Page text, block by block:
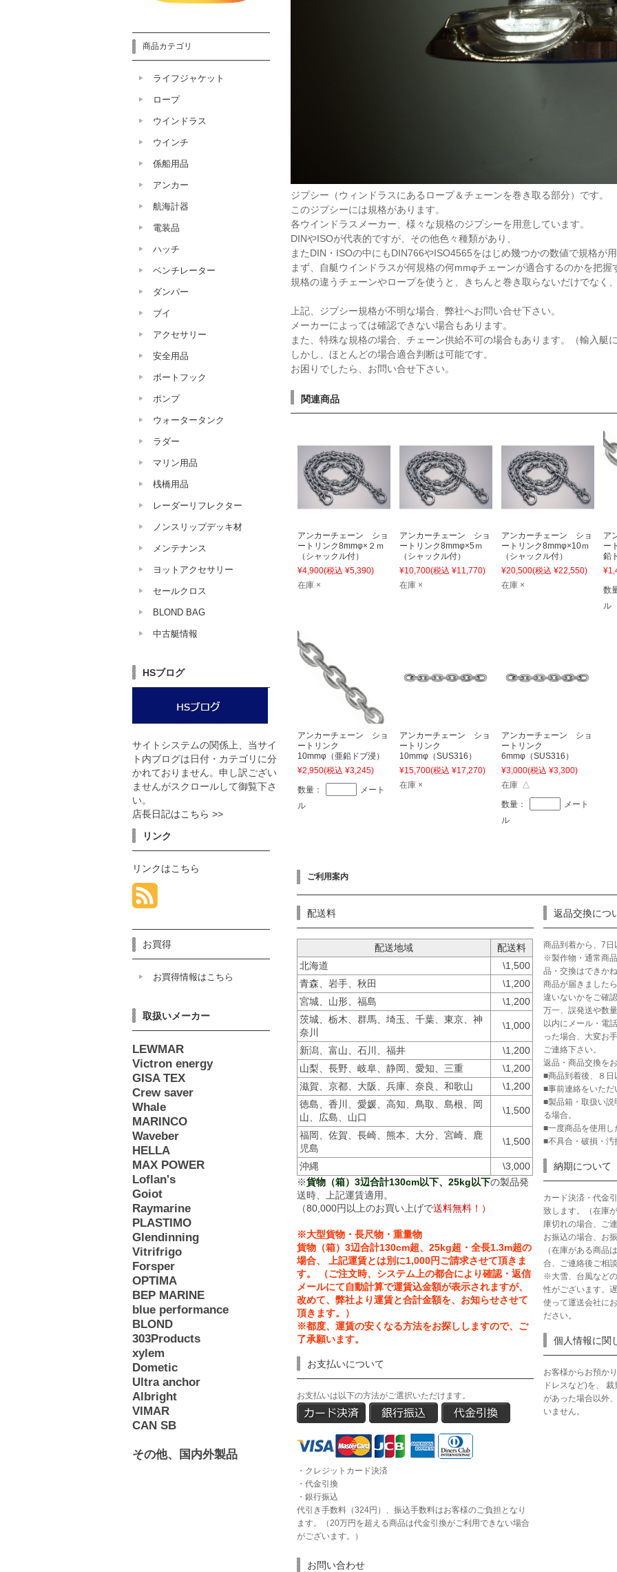
ジプシー（ウィンドラスにあるロープ＆チェーンを巻き取る部分）です。
このジプシーには規格があります。
各ウインドラスメーカー、様々な規格のジプシーを用意しています。
DINやISOが代表的ですが、その他色々種類があり、
またDIN・ISOの中にもDIN766やISO4565をはじめ幾つかの数値で規格が用
まず、自艇ウインドラスが何規格の何mmφチェーンが適合するのかを把握
規格の違うチェーンやロープを使うと、きちんと巻き取らないだけでなく
上記、ジプシー規格が不明な場合、弊社へお問い合せ下さい。
メーカーによっては確認できない場合もあります。
また、特殊な規格の場合、チェーン供給不可の場合もあります。（輸入艇
しかし、ほとんどの場合適合判断は可能です。
お困りでしたら、お問い合せ下さい。
関連商品
アンカーチェーン ショ
ートリンク8mmφ×２ｍ
（シャックル付）
¥4,900(税込 ¥5,390)
在庫 ×
アンカーチェーン ショ
ートリンク8mmφ×5ｍ
（シャックル付）
¥10,700(税込 ¥11,770)
在庫 ×
アンカーチェーン ショ
ートリンク8mmφ×10ｍ
（シャックル付）
¥20,500(税込 ¥22,550)
在庫 ×
ア
ー
鉛
数
ル
アンカーチェーン ショ
ートリンク
10mmφ（亜鉛ドブ浸）
¥2,950(税込 ¥3,245)
数量：
メート
ル
アンカーチェーン ショ
ートリンク
10mmφ（SUS316）
¥15,700(税込 ¥17,270)
在庫 ×
アンカーチェーン ショ
ートリンク
6mmφ（SUS316）
¥3,000(税込 ¥3,300)
在庫 △
数量：
メート
ル
ご利用案内
配送料
配送地域
配送料
北海道
\1,500
青森、岩手、秋田
\1,200
宮城、山形、福島
\1,200
茨城、栃木、群馬、埼玉、千葉、東京、神
奈川
\1,000
新潟、富山、石川、福井
\1,200
山梨、長野、岐阜、静岡、愛知、三重
\1,200
滋賀、京都、大阪、兵庫、奈良、和歌山
\1,200
徳島、香川、愛媛、高知、鳥取、島根、岡
山、広島、山口
\1,500
福岡、佐賀、長崎、熊本、大分、宮崎、鹿
児島
\1,500
沖縄
\3,000
※貨物（箱）3辺合計130cm以下、25kg以下の製品発
送時、上記運賃適用。
（80,000円以上のお買い上げで送料無料！）
※大型貨物・長尺物・重量物
貨物（箱）3辺合計130cm超、25kg超・全長1.3m超の
場合、 上記運賃とは別に1,000円ご請求させて頂きま
す。 （ご注文時、システム上の都合により確認・返信
メールにて自動計算で運賃込金額が表示されますが、
改めて、弊社より運賃と合計金額を、お知らせさせて
頂きます。）
※都度、運賃の安くなる方法をお探ししますので、ご
了承願います。
お支払いについて
お支払いは以下の方法がご選択いただけます。
・クレジットカード決済
・代金引換
・銀行振込
代引き手数料（324円）、振込手数料はお客様のご負担となり
ます。（20万円を超える商品は代金引換がご利用できない場合
がございます。）
返品交換につ
商品到着から、7日
※製作物・通常商
品・交換はできか
商品が届きました
違いないかをご確
万一、誤発送や数
以内にメール・電
った場合、大変お
ご連絡下さい。
返品・商品交換を
■商品到着後、８日
■事前連絡をいただ
■製品箱・取扱い説
る場合。
■一度商品を使用し
■不具合・破損・汚
納期について
カード決済・代金
致します。（在庫
庫切れの場合、ご
お振込の場合、お
（在庫がある商品
合、ご連絡後ご相
※大雪、台風など
性がございます。
使って運送会社に
ださい。
個人情報に関
お客様からお預か
ドレスなど)を、
があった場合以外
いません。
お問い合わせ
商品カテゴリ
ライフジャケット
ロープ
ウインドラス
ウインチ
係船用品
アンカー
航海計器
電装品
ハッチ
ベンチレーター
ダンパー
ブイ
アクセサリー
安全用品
ボートフック
ポンプ
ウォータータンク
ラダー
マリン用品
桟橋用品
レーダーリフレクター
ノンスリップデッキ材
メンテナンス
ヨットアクセサリー
セールクロス
BLOND BAG
中古艇情報
HSブログ
サイトシステムの関係上、当サイ
ト内ブログは日付・カテゴリに分
かれておりません。申し訳ござい
ませんがスクロールして御覧下さ
い。
店長日記はこちら >>
リンク
リンクはこちら
お買得
お買得情報はこちら
取扱いメーカー
LEWMAR
Victron energy
GISA TEX
Crew saver
Whale
MARINCO
Waveber
HELLA
MAX POWER
Loflan's
Goiot
Raymarine
PLASTIMO
Glendinning
Vitrifrigo
Forsper
OPTIMA
BEP MARINE
blue performance
BLOND
303Products
xylem
Dometic
Ultra anchor
Albright
VIMAR
CAN SB
その他、国内外製品